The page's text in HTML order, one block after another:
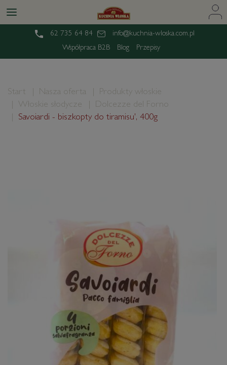
62 735 64 84
info@kuchnia-wloska.com.pl
Współpraca B2B
Blog Przepisy
Start Nasza oferta
Produkty włoskie
Włoskie słodycze
Dolcezze del Forno
Savoiardi - biszkopty do tiramisu', 400g